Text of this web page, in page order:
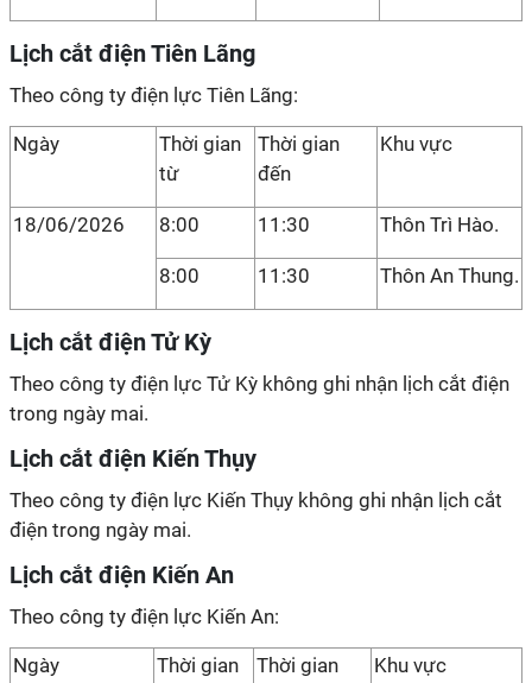
Lịch cắt điện Tiên Lãng
Theo công ty điện lực Tiên Lãng:
Ngày
Thời gian
từ
Thời gian
đến
Khu vực
18/06/2026 8:00 11:30 Thôn Trì Hào.
8:00 11:30 Thôn An Thung.
Lịch cắt điện Tử Kỳ
Theo công ty điện lực Tử Kỳ không ghi nhận lịch cắt điện
trong ngày mai.
Lịch cắt điện Kiến Thụy
Theo công ty điện lực Kiến Thụy không ghi nhận lịch cắt
điện trong ngày mai.
Lịch cắt điện Kiến An
Theo công ty điện lực Kiến An:
Ngày Thời gian Thời gian Khu vực